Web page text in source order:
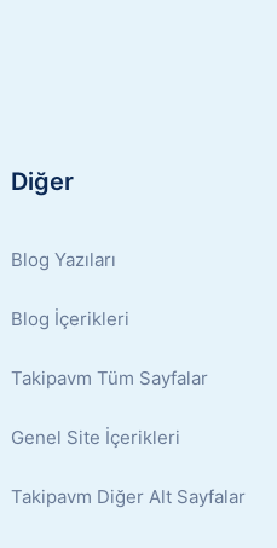
Diğer
Blog Yazıları
Blog İçerikleri
Takipavm Tüm Sayfalar
Genel Site İçerikleri
Takipavm Diğer Alt Sayfalar